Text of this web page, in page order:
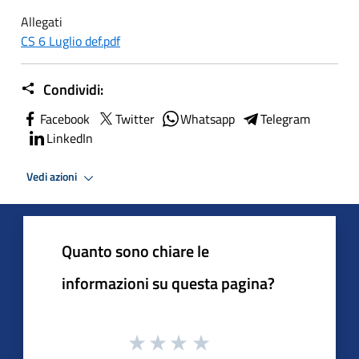
Allegati
CS 6 Luglio def.pdf
Condividi:
Facebook Twitter Whatsapp
Telegram
LinkedIn
Vedi azioni
Quanto sono chiare le
informazioni su questa pagina?